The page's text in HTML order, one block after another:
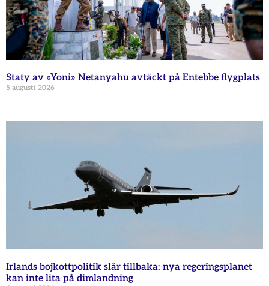
Staty av «Yoni» Netanyahu avtäckt på Entebbe flygplats
5 augusti 2026
Irlands bojkottpolitik slår tillbaka: nya regeringsplanet
kan inte lita på dimlandning